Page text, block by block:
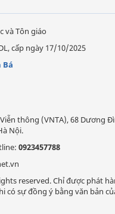
và Tôn giáo
cấp ngày 17/10/2025
Bá
thông (VNTA), 68 Dương
Nội.
0923457788
reserved. Chỉ được phát
có sự đồng ý bằng văn bản